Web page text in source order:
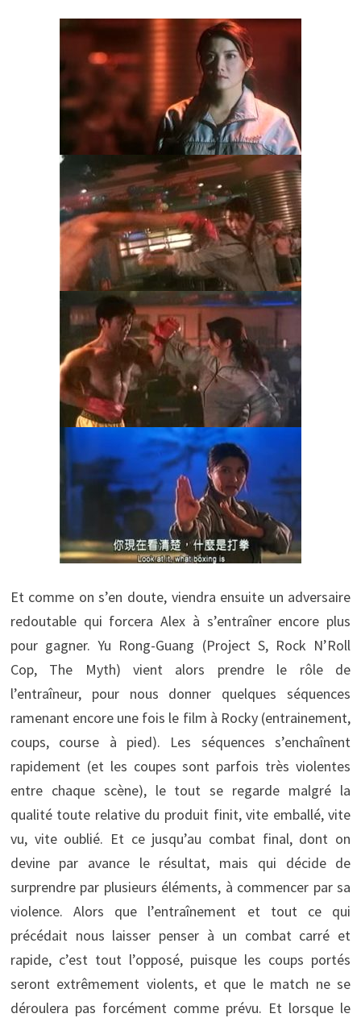
Et comme on s’en doute, viendra ensuite un adversaire
redoutable qui forcera Alex à s’entraîner encore plus
pour gagner. Yu Rong-Guang (Project S, Rock N’Roll
Cop, The Myth) vient alors prendre le rôle de
l’entraîneur, pour nous donner quelques séquences
ramenant encore une fois le film à Rocky (entrainement,
coups, course à pied). Les séquences s’enchaînent
rapidement (et les coupes sont parfois très violentes
entre chaque scène), le tout se regarde malgré la
qualité toute relative du produit finit, vite emballé, vite
vu, vite oublié. Et ce jusqu’au combat final, dont on
devine par avance le résultat, mais qui décide de
surprendre par plusieurs éléments, à commencer par sa
violence. Alors que l’entraînement et tout ce qui
précédait nous laisser penser à un combat carré et
rapide, c’est tout l’opposé, puisque les coups portés
seront extrêmement violents, et que le match ne se
déroulera pas forcément comme prévu. Et lorsque le